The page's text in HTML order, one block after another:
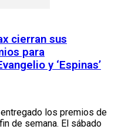
cierran sus
para
y ‘Espinas’
los premios de
de semana. El sábado